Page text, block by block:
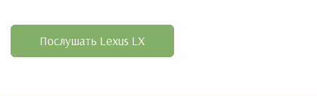
Послушать Lexus LX